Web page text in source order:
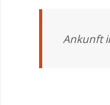
Ankunft